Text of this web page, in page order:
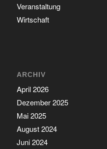
Veranstaltung
Wirtschaft
ARCHIV
April 2026
Dezember 2025
Mai 2025
August 2024
Juni 2024